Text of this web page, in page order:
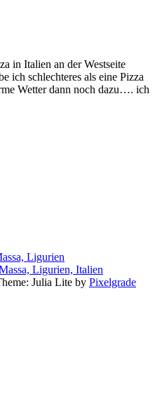
in Italien an der Westseite
ich schlechteres als eine Pizza
Wetter dann noch dazu…. ich
Ligurien
Ligurien, Italien
Julia Lite by Pixelgrade